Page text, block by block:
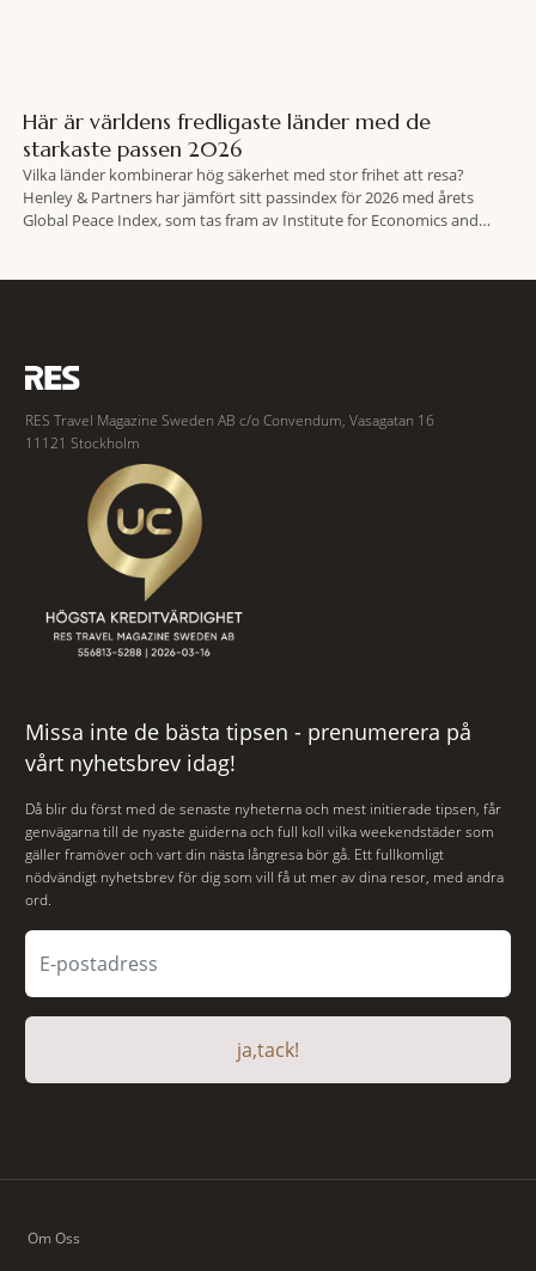
Här är världens fredligaste länder med de
starkaste passen 2026
Vilka länder kombinerar hög säkerhet med stor frihet att resa?
Henley & Partners har jämfört sitt passindex för 2026 med årets
Global Peace Index, som tas fram av Institute for Economics and
RES Travel Magazine Sweden AB c/o Convendum, Vasagatan 16
11121 Stockholm
Missa inte de bästa tipsen - prenumerera på
vårt nyhetsbrev idag!
Då blir du först med de senaste nyheterna och mest initierade tipsen, får
genvägarna till de nyaste guiderna och full koll vilka weekendstäder som
gäller framöver och vart din nästa långresa bör gå. Ett fullkomligt
nödvändigt nyhetsbrev för dig som vill få ut mer av dina resor, med andra
ord.
ja,tack!
Om Oss